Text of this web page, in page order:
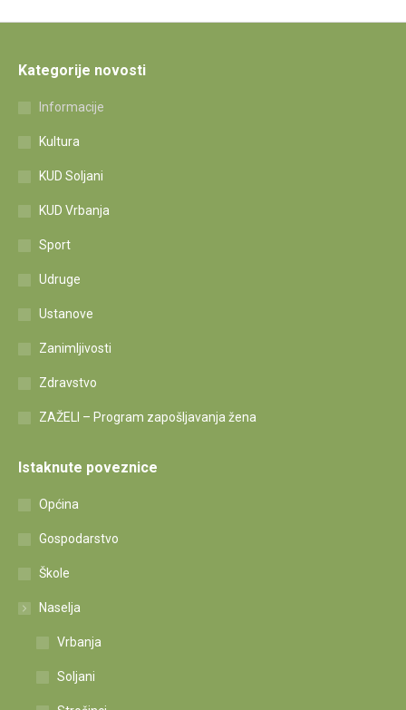
Kategorije novosti
Informacije
Kultura
KUD Soljani
KUD Vrbanja
Sport
Udruge
Ustanove
Zanimljivosti
Zdravstvo
ZAŽELI – Program zapošljavanja žena
Istaknute poveznice
Općina
Gospodarstvo
Škole
Naselja
Vrbanja
Soljani